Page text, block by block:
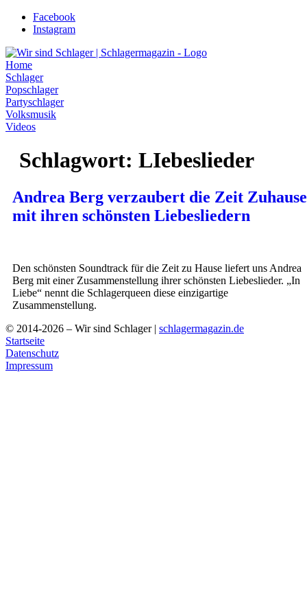
Zum
Inhalt
Facebook
Instagram
Home
Schlager
Popschlager
Partyschlager
Volksmusik
Videos
Schlagwort: LIebeslieder
Andrea Berg verzaubert die Zeit Zuhause
mit ihren schönsten Liebesliedern
Den schönsten Soundtrack für die Zeit zu Hause liefert uns Andrea
Berg mit einer Zusammenstellung ihrer schönsten Liebeslieder. „In
Liebe“ nennt die Schlagerqueen diese einzigartige
Zusammenstellung.
© 2014-2026 – Wir sind Schlager | schlagermagazin.de
Startseite
Datenschutz
Impressum